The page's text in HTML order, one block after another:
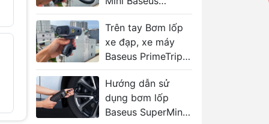
PrimeTrip 45w
Trên tay Bơm lốp
xe đạp, xe máy
Baseus PrimeTrip
45W
Hướng dẫn sử
dụng bơm lốp
Baseus SuperMini
839.000₫ 1.440.000₫
- 38%
Máy Bơm Lốp Ô Tô
Không Dây Baseus
SuperMini Pro
50W 4000mAh
899.000₫ 1.460.000₫